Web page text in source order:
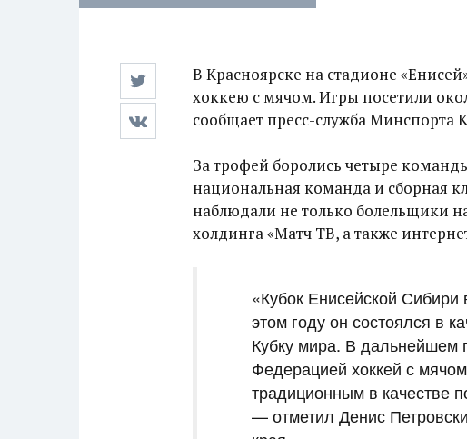
В Красноярске на стадионе
хоккею с мячом. Игры посетили
сообщает пресс-служба Минспорта
За трофей боролись четыре
национальная команда и сборная
наблюдали не только болельщики
холдинга «Матч ТВ, а также
«Кубок Енисейской
этом году он состоялся в
Кубку мира. В дальнейшем
Федерацией хоккей с
традиционным в качестве
— отметил Денис